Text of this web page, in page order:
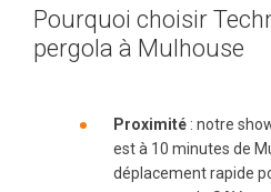
Pourquoi choisir
pergola à Mulhouse
Proximité : notre
est à 10 minutes de
déplacement rapide